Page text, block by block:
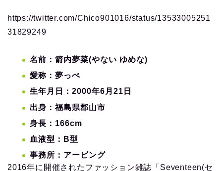
https://twitter.com/Chico901016/status/13533005251
31829249
名前：箭内夢菜(やない ゆめな)
愛称：夢っぺ
生年月日：2000年6月21日
出身：福島県郡山市
身長：166cm
血液型：B型
事務所：アービング
2016年に開催されたファッション雑誌「Seventeen(セ